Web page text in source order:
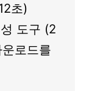
초)
도구 (2
로드를